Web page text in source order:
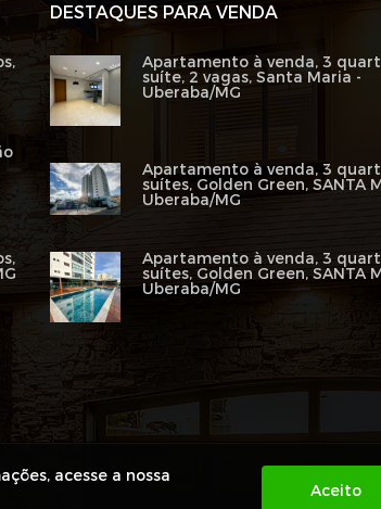
DESTAQUES PARA VENDA
Apartamento à venda, 3
suíte, 2 vagas, Santa Maria -
Uberaba/MG
Apartamento à venda, 3
suítes, Golden Green, SANTA
Uberaba/MG
Apartamento à venda, 3
suítes, Golden Green, SANTA
Uberaba/MG
acesse a nossa